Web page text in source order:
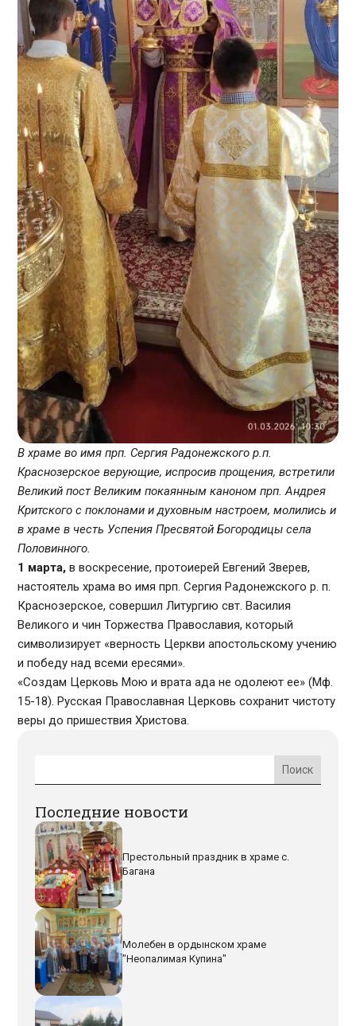
В храме во имя прп. Сергия Радонежского р.п.
Краснозерское верующие, испросив прощения, встретили
Великий пост Великим покаянным каноном прп. Андрея
Критского с поклонами и духовным настроем, молились и
в храме в честь Успения Пресвятой Богородицы села
Половинного.
1 марта, в воскресение, протоиерей Евгений Зверев,
настоятель храма во имя прп. Сергия Радонежского р. п.
Краснозерское, совершил Литургию свт. Василия
Великого и чин Торжества Православия, который
символизирует «верность Церкви апостольскому учению
и победу над всеми ересями».
«Создам Церковь Мою и врата ада не одолеют ее» (Мф.
15-18). Русская Православная Церковь сохранит чистоту
веры до пришествия Христова.
Последние новости
Престольный праздник в храме с.
Багана
Молебен в ордынском храме
"Неопалимая Купина"